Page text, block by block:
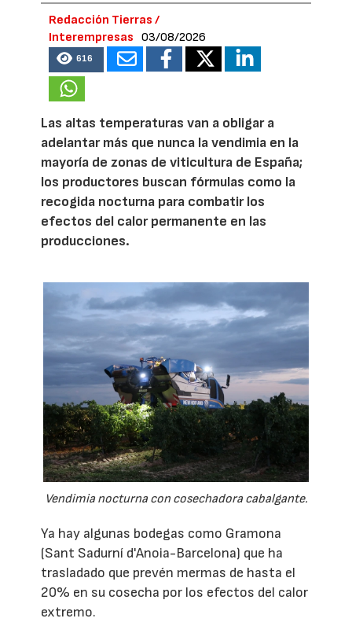
Redacción Tierras /
Interempresas
03/08/2026
616
Las altas temperaturas van a obligar a
adelantar más que nunca la vendimia en la
mayoría de zonas de viticultura de España;
los productores buscan fórmulas como la
recogida nocturna para combatir los
efectos del calor permanente en las
producciones.
Vendimia nocturna con cosechadora cabalgante.
Ya hay algunas bodegas como Gramona
(Sant Sadurní d'Anoia-Barcelona) que ha
trasladado que prevén mermas de hasta el
20% en su cosecha por los efectos del calor
extremo.